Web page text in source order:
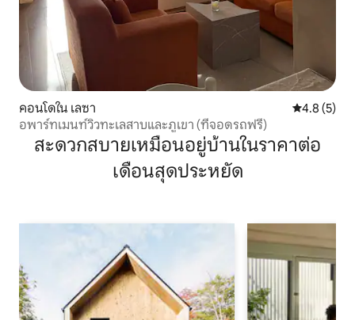
คอนโดใน เลซา คะแนนเฉลี่
4.8 (5)
อพาร์ทเมนท์วิวทะเลสาบและภูเขา (ที่จอดรถฟรี)
สะดวกสบายเหมือนอยู่บ้านในราคาต่อ
เดือนสุดประหยัด